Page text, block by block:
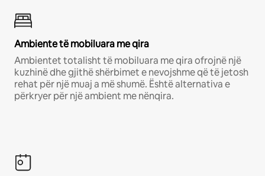
Ambiente të mobiluara me qira
Ambientet totalisht të mobiluara me qira ofrojnë një
kuzhinë dhe gjithë shërbimet e nevojshme që të jetosh
rehat për një muaj a më shumë. Është alternativa e
përkryer për një ambient me nënqira.